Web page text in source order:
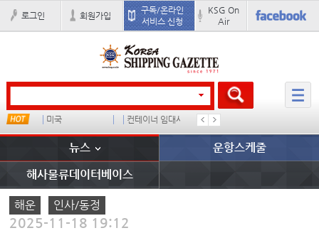
로그인 회원가입
구독/온라인
서비스 신청
KSG On
Air
미국 컨테이너 임대사 석도
뉴스 운항스케줄
해사물류데이터베이스
해운 인사/동정
2025-11-18 19:12